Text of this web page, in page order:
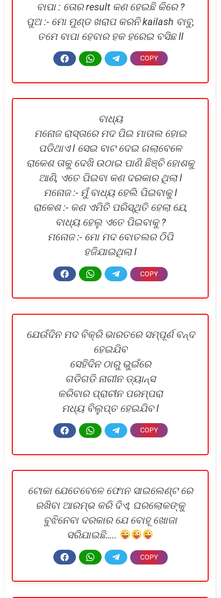
ବାପା : ତୋର result କଣ ହେଇଛି କିରେ ?
ପୁଅ :- ମୋ ମୁଣ୍ଡ ଖରାପ କରନି kailash ବାବୁ,
ତମେ ବାପା ହେବାର ହକ ହରେଇ ବସିଛ ll
ବାଧ୍ୟ
ମନୋଜ ରାସ୍ତାରେ ମଦ ପିଇ ମାତାଲ ହୋଇ
ପଡିଥାଏ l ସେଇ ବାଟ ଦେଇ ଗଲାବେଳେ
ରାକେଶ ତାକୁ ଦେଖି ଉଠାଇ ପାଣି ଛିଞ୍ଚି ହୋଶକୁ
ଆଣି, ଏତେ ପିଇବା କଣ ଦରକାର ଥିଲା l
ମନୋଜ :- ମୁଁ ବାଧ୍ୟ ହେଲି ପିଇବାକୁ l
ରାକେଶ :- କଣ ଏମିତି ପରିସ୍ଥିତି ହେଲା ଯେ,
ବାଧ୍ୟ ହେଲୁ ଏତେ ପିଇବାକୁ ?
ମନୋଜ :- ମୋ ମଦ ବୋତଲର ଠିପି
ହଜିଯାଇଥିଲା l
ଯେଉଁଦିନ ମଦ ବିକ୍ରି ଭାରତରେ ସମ୍ପୂର୍ଣ ବନ୍ଦ
ହେଇଯିବ
ସେହିଦିନ ଠାରୁ ଭୁଇଁରେ
ଗଡିଗଡି ନାଗୀନ ଡ୍ୟାନ୍ସ
କରିବାର ପ୍ରାଚୀନ ପରମ୍ପରା
ମଧ୍ୟ ବିଲୁପ୍ତ ହେଇଯିବ l
ଟୋକା ଯେତେବେଳେ ଫୋନ ସାଇଲେଣ୍ଟ ରେ
ରଖିବା ଆରମ୍ଭ କରି ଦିଏ, ଘରଲୋକଙ୍କୁ
ବୁଝିନେବା ଦରକାର ଯେ ବୋହୂ ଖୋଜା
ସରିଯାଇଛି…..